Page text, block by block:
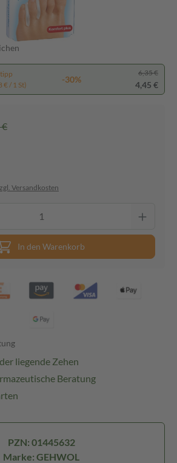
€ / 1 St)
-30%
6,35 €
4,45 €
€
Versandkosten
In den Warenkorb
liegende Zehen
Beratung
PZN: 01445632
Marke: GEHWOL